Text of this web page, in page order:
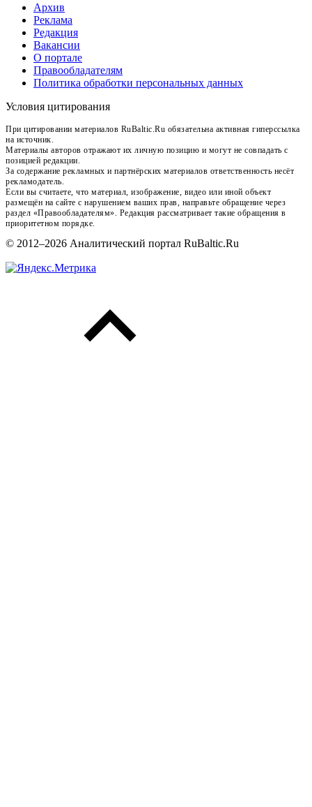
Архив
Реклама
Редакция
Вакансии
О портале
Правообладателям
Политика обработки персональных данных
Условия цитирования
При цитировании материалов RuBaltic.Ru обязательна активная гиперссылка
на источник.
Материалы авторов отражают их личную позицию и могут не совпадать с
позицией редакции.
За содержание рекламных и партнёрских материалов ответственность несёт
рекламодатель.
Если вы считаете, что материал, изображение, видео или иной объект
размещён на сайте с нарушением ваших прав, направьте обращение через
раздел «Правообладателям». Редакция рассматривает такие обращения в
приоритетном порядке.
© 2012–2026 Аналитический портал RuBaltic.Ru